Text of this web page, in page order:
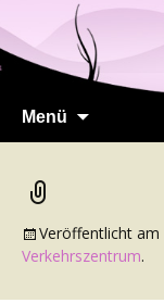
Menü
Veröffentlicht am
Verkehrszentrum.